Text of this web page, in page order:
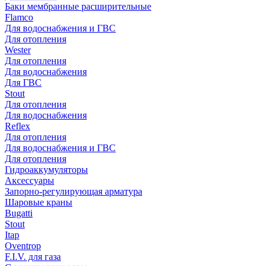
Баки мембранные расширительные
Flamco
Для водоснабжения и ГВС
Для отопления
Wester
Для отопления
Для водоснабжения
Для ГВС
Stout
Для отопления
Для водоснабжения
Reflex
Для отопления
Для водоснабжения и ГВС
Для отопления
Гидроаккумуляторы
Аксессуары
Запорно-регулирующая арматура
Шаровые краны
Bugatti
Stout
Itap
Oventrop
F.I.V. для газа